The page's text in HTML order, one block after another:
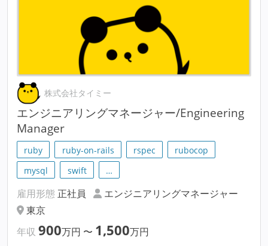
株式会社タイミー
エンジニアリングマネージャー/Engineering
Manager
ruby ruby-on-rails rspec
rubocop
mysql
swift …
雇用形態 正社員
エンジニアリングマネージャー
東京
年収 900万円 〜 1,500万円